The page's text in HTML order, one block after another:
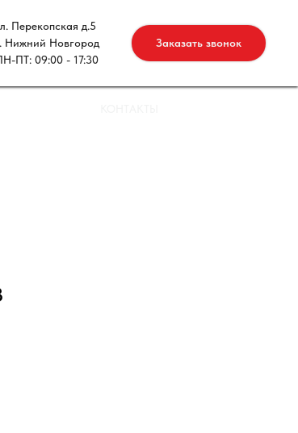
Перекопская д.5
Нижний Новгород
ПТ: 09:00 - 17:30
Заказать звонок